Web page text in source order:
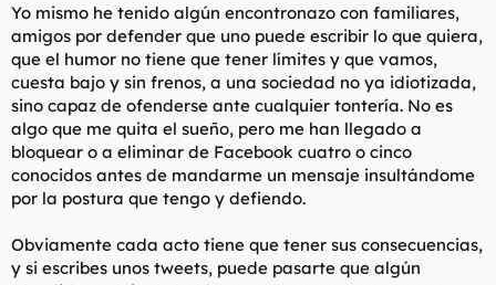
Yo mismo he tenido algún encontronazo con familiares,
amigos por defender que uno puede escribir lo que quiera,
que el humor no tiene que tener límites y que vamos,
cuesta bajo y sin frenos, a una sociedad no ya idiotizada,
sino capaz de ofenderse ante cualquier tontería. No es
algo que me quita el sueño, pero me han llegado a
bloquear o a eliminar de Facebook cuatro o cinco
conocidos antes de mandarme un mensaje insultándome
por la postura que tengo y defiendo.
Obviamente cada acto tiene que tener sus consecuencias,
y si escribes unos tweets, puede pasarte que algún